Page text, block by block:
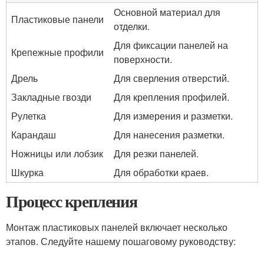
Пластиковые панели
Основной материал для
отделки.
Крепежные профили
Для фиксации панелей на
поверхности.
Дрель
Для сверления отверстий.
Закладные гвозди
Для крепления профилей.
Рулетка
Для измерения и разметки.
Карандаш
Для нанесения разметки.
Ножницы или лобзик
Для резки панелей.
Шкурка
Для обработки краев.
Процесс крепления
Монтаж пластиковых панелей включает несколько
этапов. Следуйте нашему пошаговому руководству: